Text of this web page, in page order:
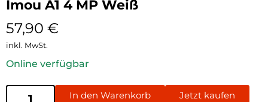
Imou A1 4 MP Weiß
57,90 €
inkl. MwSt.
Online verfügbar
In den Warenkorb Jetzt kaufen